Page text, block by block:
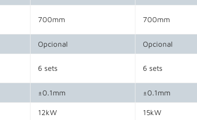
700mm 700mm
Opcional Opcional
6 sets 6 sets
±0.1mm ±0.1mm
12kW 15kW